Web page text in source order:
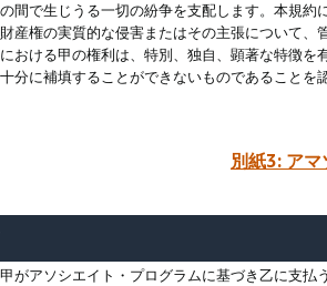
間で生じうる一切の紛争を支配します。本規
産権の実質的な侵害またはその主張について
おける甲の権利は、特別、独自、顕著な特徴
分に補填することができないものであることを
別紙3: ア
がアソシエイト・プログラムに基づき乙に支